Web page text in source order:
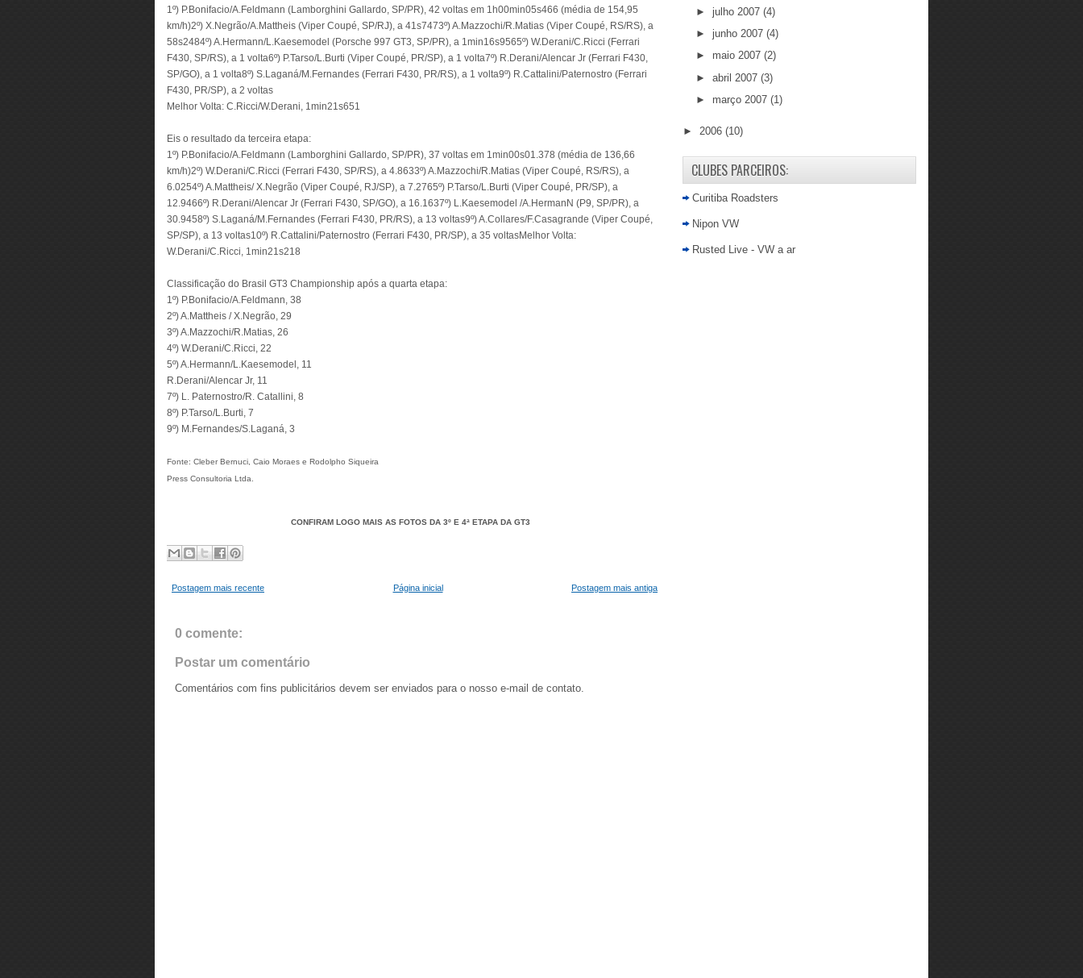
1º) P.Bonifacio/A.Feldmann (Lamborghini Gallardo, SP/PR), 42 voltas em 1h00min05s466 (média de 154,95
km/h)2º) X.Negrão/A.Mattheis (Viper Coupé, SP/RJ), a 41s7473º) A.Mazzochi/R.Matias (Viper Coupé, RS/RS), a
58s2484º) A.Hermann/L.Kaesemodel (Porsche 997 GT3, SP/PR), a 1min16s9565º) W.Derani/C.Ricci (Ferrari
F430, SP/RS), a 1 volta6º) P.Tarso/L.Burti (Viper Coupé, PR/SP), a 1 volta7º) R.Derani/Alencar Jr (Ferrari F430,
SP/GO), a 1 volta8º) S.Laganá/M.Fernandes (Ferrari F430, PR/RS), a 1 volta9º) R.Cattalini/Paternostro (Ferrari
F430, PR/SP), a 2 voltas
Melhor Volta: C.Ricci/W.Derani, 1min21s651
Eis o resultado da terceira etapa:
1º) P.Bonifacio/A.Feldmann (Lamborghini Gallardo, SP/PR), 37 voltas em 1min00s01.378 (média de 136,66
km/h)2º) W.Derani/C.Ricci (Ferrari F430, SP/RS), a 4.8633º) A.Mazzochi/R.Matias (Viper Coupé, RS/RS), a
6.0254º) A.Mattheis/ X.Negrão (Viper Coupé, RJ/SP), a 7.2765º) P.Tarso/L.Burti (Viper Coupé, PR/SP), a
12.9466º) R.Derani/Alencar Jr (Ferrari F430, SP/GO), a 16.1637º) L.Kaesemodel /A.HermanN (P9, SP/PR), a
30.9458º) S.Laganá/M.Fernandes (Ferrari F430, PR/RS), a 13 voltas9º) A.Collares/F.Casagrande (Viper Coupé,
SP/SP), a 13 voltas10º) R.Cattalini/Paternostro (Ferrari F430, PR/SP), a 35 voltasMelhor Volta:
W.Derani/C.Ricci, 1min21s218
Classificação do Brasil GT3 Championship após a quarta etapa:
1º) P.Bonifacio/A.Feldmann, 38
2º) A.Mattheis / X.Negrão, 29
3º) A.Mazzochi/R.Matias, 26
4º) W.Derani/C.Ricci, 22
5º) A.Hermann/L.Kaesemodel, 11
R.Derani/Alencar Jr, 11
7º) L. Paternostro/R. Catallini, 8
8º) P.Tarso/L.Burti, 7
9º) M.Fernandes/S.Laganá, 3
Fonte: Cleber Bernuci, Caio Moraes e Rodolpho Siqueira
Press Consultoria Ltda.
CONFIRAM LOGO MAIS AS FOTOS DA 3º E 4ª ETAPA DA GT3
Postagem mais recente Postagem mais antiga
Página inicial
0 comente:
Postar um comentário
Comentários com fins publicitários devem ser enviados para o nosso e-mail de contato.
► julho 2007 (4)
► junho 2007 (4)
► maio 2007 (2)
► abril 2007 (3)
► março 2007 (1)
► 2006 (10)
CLUBES PARCEIROS:
Curitiba Roadsters
Nipon VW
Rusted Live - VW a ar